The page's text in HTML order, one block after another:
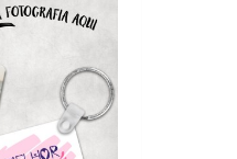
add à lista